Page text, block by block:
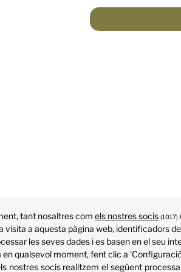
tant nosaltres com els nostres socis (1017)
visita a aquesta pàgina web, identificadors
les seves dades i es basen en el seu
en qualsevol moment, fent clic a
nostres socis realitzem el següent